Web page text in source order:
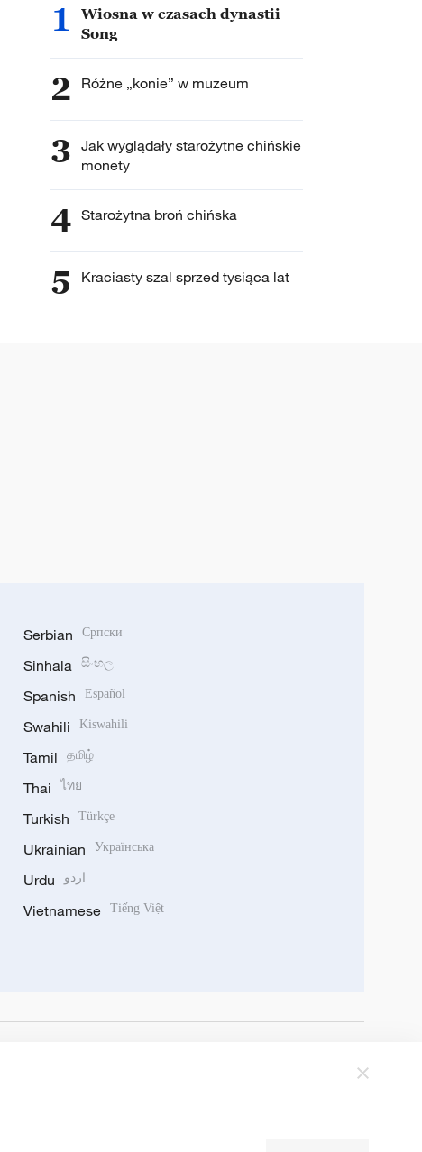
1
Wiosna w czasach dynastii
Song
2 Różne „konie” w muzeum
3 Jak wyglądały starożytne chińskie
monety
4 Starożytna broń chińska
5 Kraciasty szal sprzed tysiąca lat
Serbian Српски
Sinhala සිංහල
Spanish Español
Swahili Kiswahili
Tamil தமிழ்
Thai ไทย
Turkish Türkçe
Ukrainian Українська
Urdu اردو
Vietnamese Tiếng Việt